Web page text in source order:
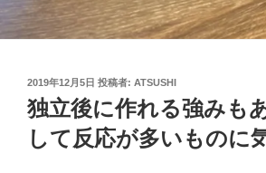
投
稿
日:
2019年12月5日 投稿者: ATSUSHI
独立後に作れる強みも
して反応が多いものに